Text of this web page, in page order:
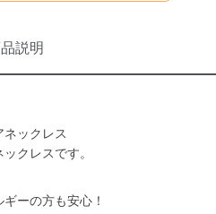
説明
ックレス
クレスです。
ーの方も安心！